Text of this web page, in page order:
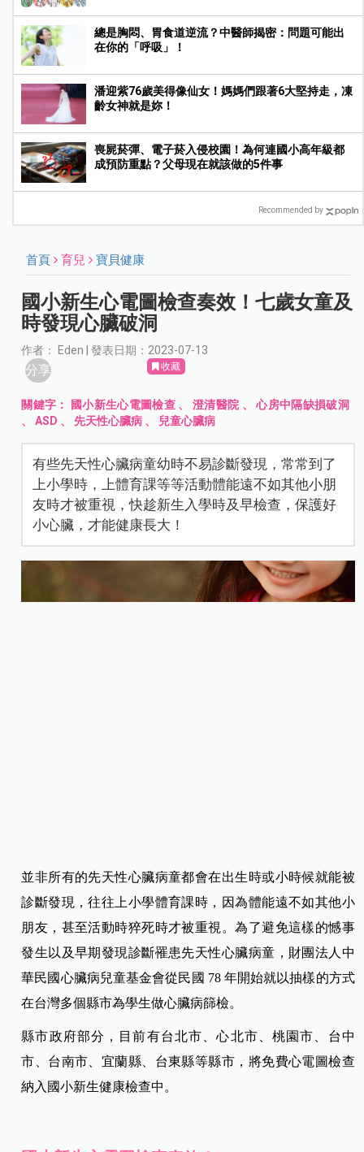
總是胸悶、胃食道逆流？中醫師揭密：問題可能出
在你的「呼吸」！
潘迎紫76歲美得像仙女！媽媽們跟著6大堅持走，凍
齡女神就是妳！
喪屍菸彈、電子菸入侵校園！為何連國小高年級都
成預防重點？父母現在就該做的5件事
Recommended by
首頁 育兒 寶貝健康
國小新生心電圖檢查奏效！七歲女童及
時發現心臟破洞
作者： Eden | 發表日期：2023-07-13
分享 收藏
關鍵字： 國小新生心電圖檢查 、澄清醫院 、心房中隔缺損破洞
、ASD 、先天性心臟病 、 兒童心臟病
有些先天性心臟病童幼時不易診斷發現，常常到了
上小學時，上體育課等等活動體能遠不如其他小朋
友時才被重視，快趁新生入學時及早檢查，保護好
小心臟，才能健康長大！
並非所有的先天性心臟病童都會在出生時或小時候就能被
診斷發現，往往上小學體育課時，因為體能遠不如其他小
朋友，甚至活動時猝死時才被重視。為了避免這樣的憾事
發生以及早期發現診斷罹患先天性心臟病童，財團法人中
華民國心臟病兒童基金會從民國 78 年開始就以抽樣的方式
在台灣多個縣市為學生做心臟病篩檢。
縣市政府部分，目前有台北市、心北市、桃園市、台中
市、台南市、宜蘭縣、台東縣等縣市，將免費心電圖檢查
納入國小新生健康檢查中。